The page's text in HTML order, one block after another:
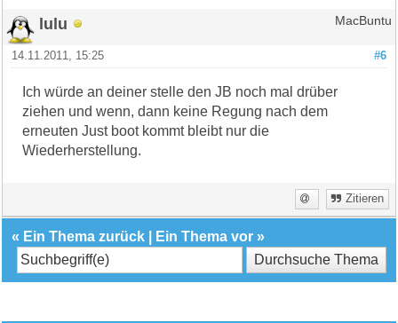
lulu MacBuntu
#6
14.11.2011, 15:25
Ich würde an deiner stelle den JB noch mal drüber
ziehen und wenn, dann keine Regung nach dem
erneuten Just boot kommt bleibt nur die
Wiederherstellung.
Zitieren
« Ein Thema zurück Ein Thema vor »